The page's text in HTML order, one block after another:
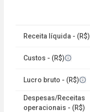
Receita líquida - (R$)
Custos - (R$)
Lucro bruto - (R$)
Despesas/Receitas
operacionais - (R$)